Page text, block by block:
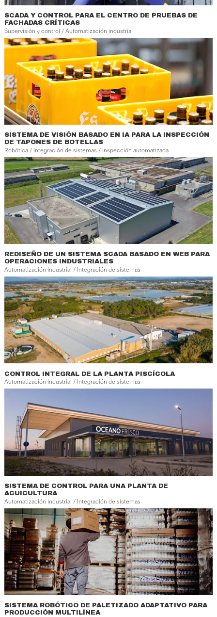
SCADA Y CONTROL PARA EL CENTRO DE PRUEBAS DE
FACHADAS CRÍTICAS
Supervisión y control / Automatización industrial
SISTEMA DE VISIÓN BASADO EN IA PARA LA INSPECCIÓN
DE TAPONES DE BOTELLAS
Robótica / Integración de sistemas / Inspección automatizada
REDISEÑO DE UN SISTEMA SCADA BASADO EN WEB PARA
OPERACIONES INDUSTRIALES
Automatización industrial / Integración de sistemas
CONTROL INTEGRAL DE LA PLANTA PISCÍCOLA
Automatización industrial / Integración de sistemas
SISTEMA DE CONTROL PARA UNA PLANTA DE
ACUICULTURA
Automatización industrial / Integración de sistemas
SISTEMA ROBÓTICO DE PALETIZADO ADAPTATIVO PARA
PRODUCCIÓN MULTILÍNEA